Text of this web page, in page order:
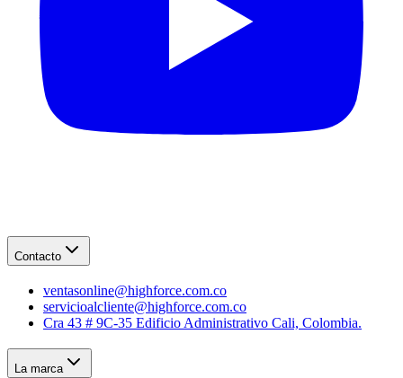
Contacto
ventasonline@highforce.com.co
servicioalcliente@highforce.com.co
Cra 43 # 9C-35 Edificio Administrativo Cali, Colombia.
La marca